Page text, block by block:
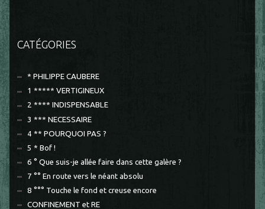
CATÉGORIES
* PHILIPPE CAUBERE
1 ***** VERTIGINEUX
2 **** INDISPENSABLE
3 *** NECESSAIRE
4 ** POURQUOI PAS ?
5 * Bof !
6 ° Que suis-je allée faire dans cette galère ?
7 °° En route vers le néant absolu
8 °°° Touche le fond et creuse encore
CONFINEMENT et RE